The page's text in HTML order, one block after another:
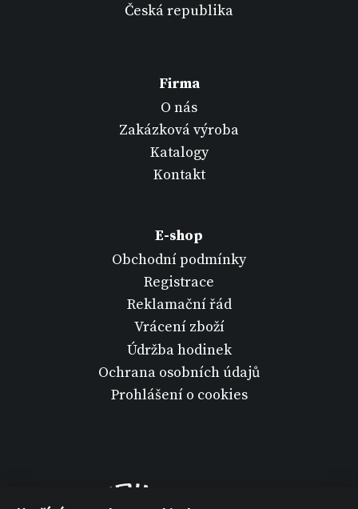
Česká republika
Firma
O nás
Zakázková výroba
Katalogy
Kontakt
E-shop
Obchodní podmínky
Registrace
Reklamační řád
Vrácení zboží
Údržba hodinek
Ochrana osobních údajů
Prohlášení o cookies